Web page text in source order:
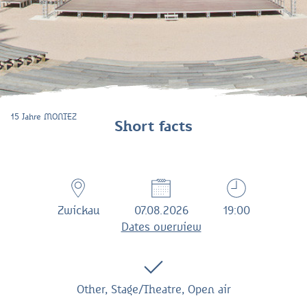
15 Jahre MONTEZ
Short facts
Zwickau
07.08.2026
Dates overview
19:00
Other, Stage/Theatre, Open air